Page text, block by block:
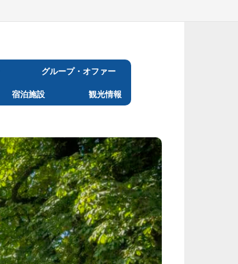
グループ・オファー
宿泊施設 観光情報